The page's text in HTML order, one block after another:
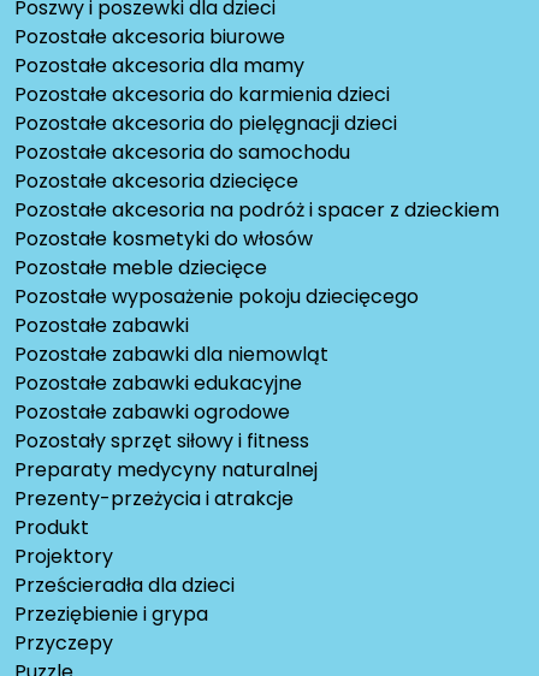
Poszwy i poszewki dla dzieci
Pozostałe akcesoria biurowe
Pozostałe akcesoria dla mamy
Pozostałe akcesoria do karmienia dzieci
Pozostałe akcesoria do pielęgnacji dzieci
Pozostałe akcesoria do samochodu
Pozostałe akcesoria dziecięce
Pozostałe akcesoria na podróż i spacer z dzieckiem
Pozostałe kosmetyki do włosów
Pozostałe meble dziecięce
Pozostałe wyposażenie pokoju dziecięcego
Pozostałe zabawki
Pozostałe zabawki dla niemowląt
Pozostałe zabawki edukacyjne
Pozostałe zabawki ogrodowe
Pozostały sprzęt siłowy i fitness
Preparaty medycyny naturalnej
Prezenty-przeżycia i atrakcje
Produkt
Projektory
Prześcieradła dla dzieci
Przeziębienie i grypa
Przyczepy